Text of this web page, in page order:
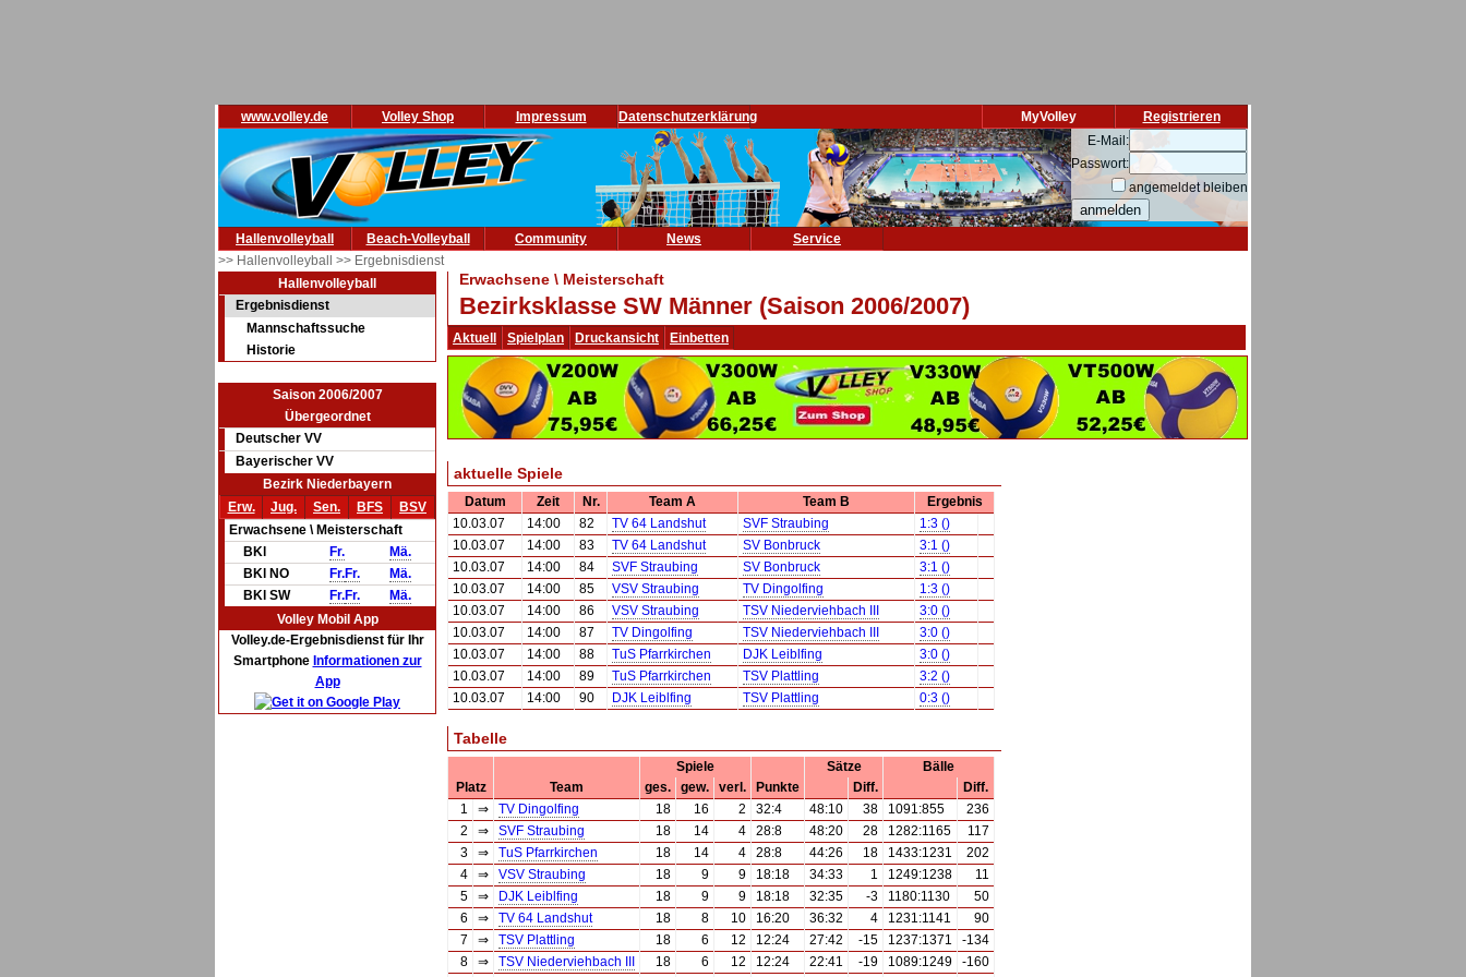
www.volley.de Volley Shop Impressum Datenschutzerklärung Registrieren
MyVolley
E-Mail:
Passwort:
angemeldet bleiben
Hallenvolleyball Beach-Volleyball Community News
Service
>> Hallenvolleyball >> Ergebnisdienst
Hallenvolleyball
Ergebnisdienst
Mannschaftssuche
Historie
Saison 2006/2007
Übergeordnet
Deutscher VV
Bayerischer VV
Bezirk Niederbayern
Erw.
Jug. Sen. BFS
BSV
Erwachsene \ Meisterschaft
BKl
Fr.
Mä.
BKl NO
Fr.Fr.
Mä.
BKl SW
Fr.Fr.
Mä.
Volley Mobil App
Volley.de-Ergebnisdienst für Ihr
Smartphone Informationen zur
App
Erwachsene \ Meisterschaft
Bezirksklasse SW Männer (Saison 2006/2007)
Aktuell Spielplan Druckansicht Einbetten
aktuelle Spiele
Datum Zeit Nr. Team A Team B
Ergebnis
10.03.07
14:00 82 TV 64 Landshut SVF Straubing
1:3 ()
10.03.07
14:00 83 TV 64 Landshut SV Bonbruck
3:1 ()
10.03.07
14:00 84 SVF Straubing SV Bonbruck
3:1 ()
10.03.07
14:00 85 VSV Straubing TV Dingolfing
1:3 ()
10.03.07
14:00 86 VSV Straubing TSV Niederviehbach III
3:0 ()
10.03.07
14:00 87 TV Dingolfing TSV Niederviehbach III
3:0 ()
10.03.07
14:00 88 TuS Pfarrkirchen DJK Leiblfing
3:0 ()
10.03.07
14:00 89 TuS Pfarrkirchen TSV Plattling
3:2 ()
10.03.07
14:00 90 DJK Leiblfing TSV Plattling 0:3 ()
Tabelle
Spiele Sätze
Bälle
Platz
Team ges. gew. verl. Punkte Diff.
Diff.
1
⇒ TV Dingolfing 18 16 2 32:4 48:10 38 1091:855
236
2
⇒ SVF Straubing 18 14 4 28:8 48:20 28 1282:1165
117
3
⇒ TuS Pfarrkirchen 18 14 4 28:8 44:26 18 1433:1231
202
4
⇒ VSV Straubing 18 9 9 18:18 34:33 1 1249:1238
11
5
⇒ DJK Leiblfing 18 9 9 18:18 32:35 -3 1180:1130
50
6
⇒ TV 64 Landshut 18 8 10 16:20 36:32 4 1231:1141
90
7
⇒ TSV Plattling 18 6 12 12:24 27:42 -15 1237:1371
-134
8
⇒ TSV Niederviehbach III 18 6 12 12:24 22:41 -19 1089:1249
-160